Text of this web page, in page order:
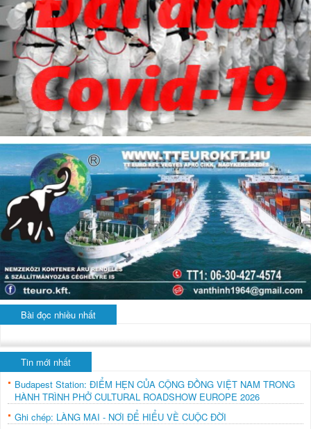
Bài đọc nhiều nhất
Tin mới nhất
Budapest Station: ĐIỂM HẸN CỦA CỘNG ĐỒNG VIỆT NAM TRONG
HÀNH TRÌNH PHỞ CULTURAL ROADSHOW EUROPE 2026
Ghi chép: LÀNG MAI - NƠI ĐỂ HIỂU VỀ CUỘC ĐỜI